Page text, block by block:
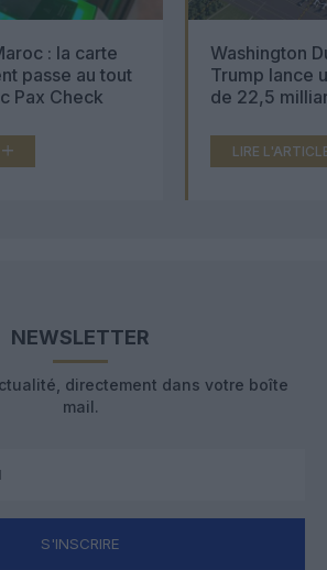
: la carte
passe au tout
Pax Check
Washington
Trump lance
de 22,5
LIRE
NEWSLETTER
directement dans votre boîte
mail.
S'INSCRIRE